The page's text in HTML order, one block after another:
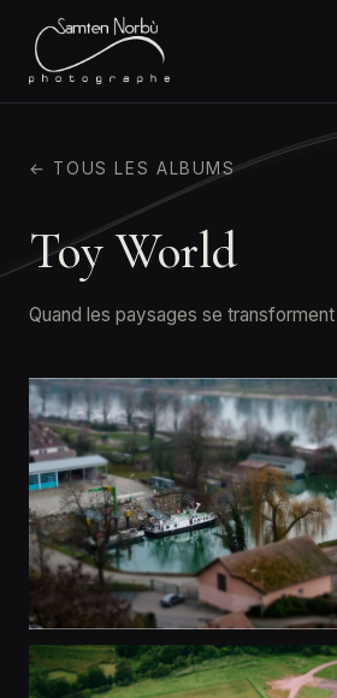
← TOUS LES ALBUMS
Toy World
Quand les paysages se